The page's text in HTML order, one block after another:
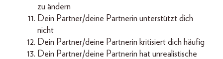
zu ändern
Dein Partner/deine Partnerin unterstützt dich
nicht
Dein Partner/deine Partnerin kritisiert dich häufig
Dein Partner/deine Partnerin hat unrealistische